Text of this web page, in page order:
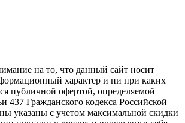
на то, что данный сайт носит
характер и ни при каких
публичной офертой, определяемой
437 Гражданского кодекса Российской
указаны с учетом максимальной скидки